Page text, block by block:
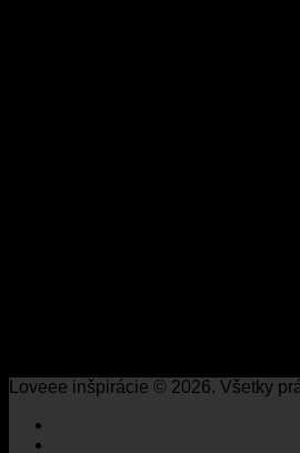
Loveee inšpirácie © 2026. Všetky